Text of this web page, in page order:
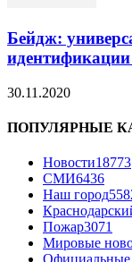
Бейдж:
идентификации
30.11.2020
ПОПУЛЯРНЫЕ
Новости18773
СМИ6436
Наш город
Пожар3071
Мировые